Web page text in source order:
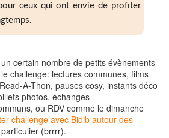
ceux qui ont envie de profiter
certain nombre de petits évènements
challenge: lectures communes, films
A-Thon, pauses cosy, instants déco
photos, échanges
ou RDV comme le dimanche
challenge avec Bidib autour des
(brrrr).